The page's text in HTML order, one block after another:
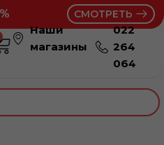
СМОТРЕТЬ
Наши
магазины
022
264
064